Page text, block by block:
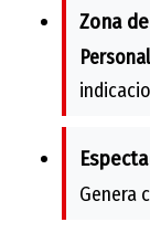
Zona
Genera